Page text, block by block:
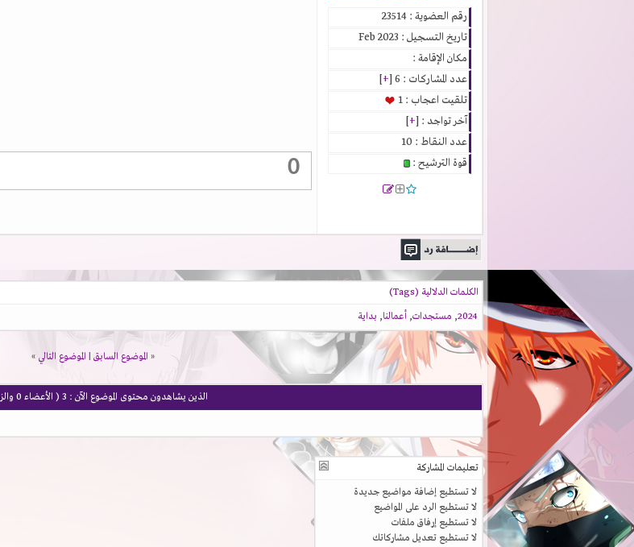
رقم العضوية : 23514
تاريخ التسجيل : Feb 2023
مكان الإقامة :
عدد المشاركات : 6 [
+
]
تلقيت اعجاب : 1
آخر تواجد : [+
]
عدد النقاط : 10
قوة الترشيح :
0
الكلمات الدلالية (Tags)
2024
, مستجدات, أعمالنا, بداية
« الموضوع السابق الموضوع التالي »
الذين يشاهدون محتوى الموضوع الآن : 3 ( الأعضاء 0 والزوار 3)
تعليمات المشاركة
لا تستطيع إضافة مواضيع جديدة
لا تستطيع الرد على المواضيع
لا تستطيع إرفاق ملفات
لا تستطيع تعديل مشاركاتك